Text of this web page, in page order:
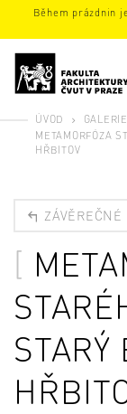
Během prázdnin
ÚVOD GALERIE
METAMORFÓZA
HŘBITOV
ZÁVĚREČNÉ